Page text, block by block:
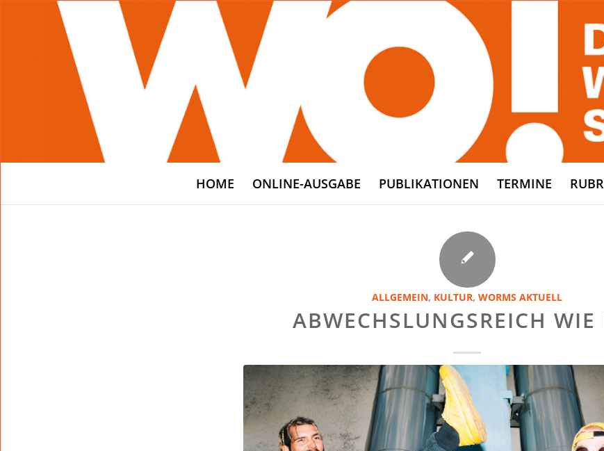
HOME ONLINE-AUSGABE PUBLIKATIONEN TERMINE
ALLGEMEIN, KULTUR, WORMS AKTUELL
ABWECHSLUNGSREICH WIE